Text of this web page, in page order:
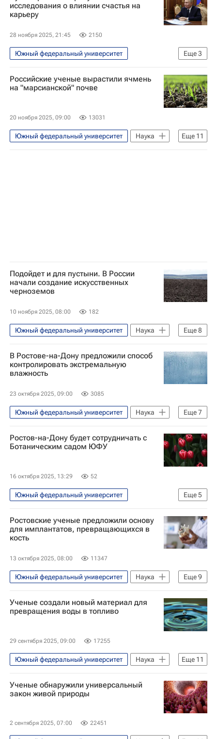
исследования о влиянии счастья на
карьеру
28 ноября 2025, 21:45 2150
Еще3
Южный федеральный университет
Общество
Россия
Владимир Путин
Российские ученые вырастили ячмень
на "марсианской" почве
20 ноября 2025, 09:00 13031
Еще 11
Южный федеральный университет
Наука
Наука
Университетская наука
Подойдет и для пустыни. В России
начали создание искусственных
черноземов
10 ноября 2025, 08:00 182
Еще8
Южный федеральный университет
Наука
Наука
Университетская наука
Россия
Октябрьский район
Ростовская область
Российские инновации
Продовольственная безопасность
В Ростове-на-Дону предложили способ
контролировать экстремальную
влажность
23 октября 2025, 09:00 3085
Еще7
Южный федеральный университет
Наука
Наука
Университетская наука
Ростов-на-Дону
Российские инновации
Технологическое лидерство
Ростов-на-Дону будет сотрудничать с
Ботаническим садом ЮФУ
16 октября 2025, 13:29 52
Еще5
Южный федеральный университет
Ростовская область
Ростов-на-Дону
Ростов
Александр Скрябин
Telegram
Ростовские ученые предложили основу
для имплантатов, превращающихся в
кость
13 октября 2025, 08:00 11347
Еще9
Южный федеральный университет
Наука
Наука
Университетская наука
Ростов-на-Дону
импланты
зубы
Российские инновации
Качество жизни
Ученые создали новый материал для
превращения воды в топливо
29 сентября 2025, 09:00 17255
Еще 11
Южный федеральный университет
Наука
Наука
Университетская наука
Китай
Российский научный фонд
Экологическое благополучие
Химия
Кислород
Ученые обнаружили универсальный
закон живой природы
2 сентября 2025, 07:00 22451